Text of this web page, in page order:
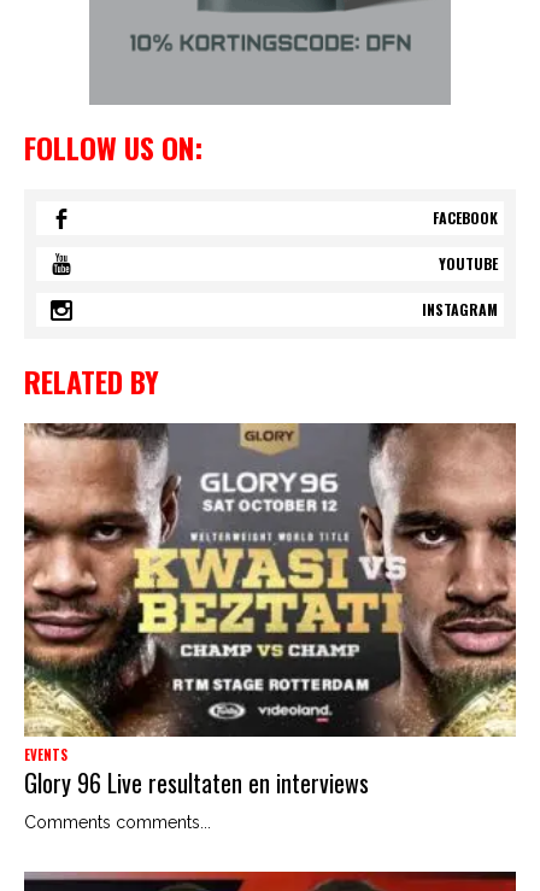
FOLLOW US ON:
FACEBOOK
YOUTUBE
INSTAGRAM
RELATED BY
EVENTS
Glory 96 Live resultaten en interviews
Comments comments...